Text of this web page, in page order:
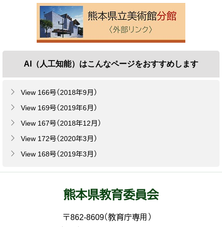
AI（人工知能）はこんなページをおすすめします
View 166号（2018年9月）
View 169号（2019年6月）
View 167号（2018年12月）
View 172号（2020年3月）
View 168号（2019年3月）
熊本県教育委員会
〒862-8609（教育庁専用）